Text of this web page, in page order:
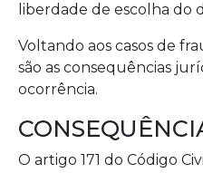
liberdade de escolha do
Voltando aos casos de
são as consequências
ocorrência.
O artigo 171 do Código